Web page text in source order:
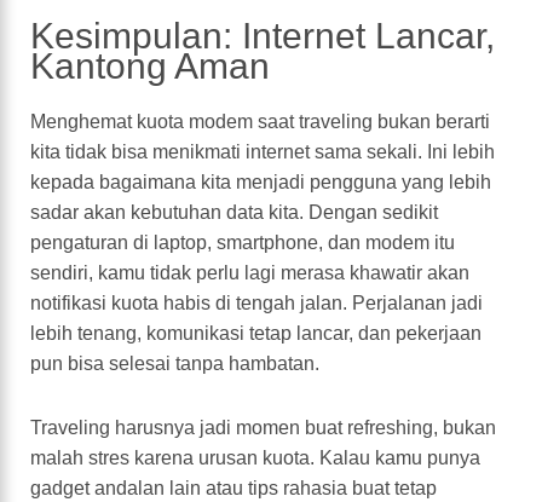
Kesimpulan: Internet Lancar,
Kantong Aman
Menghemat kuota modem saat traveling bukan berarti
kita tidak bisa menikmati internet sama sekali. Ini lebih
kepada bagaimana kita menjadi pengguna yang lebih
sadar akan kebutuhan data kita. Dengan sedikit
pengaturan di laptop, smartphone, dan modem itu
sendiri, kamu tidak perlu lagi merasa khawatir akan
notifikasi kuota habis di tengah jalan. Perjalanan jadi
lebih tenang, komunikasi tetap lancar, dan pekerjaan
pun bisa selesai tanpa hambatan.
Traveling harusnya jadi momen buat refreshing, bukan
malah stres karena urusan kuota. Kalau kamu punya
gadget andalan lain atau tips rahasia buat tetap